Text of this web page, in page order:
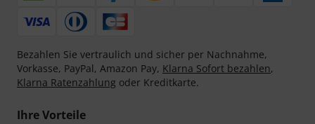
Bezahlen Sie vertraulich und sicher per Nachnahme,
Vorkasse, PayPal, Amazon Pay, Klarna Sofort bezahlen,
Klarna Ratenzahlung oder Kreditkarte.
Ihre Vorteile